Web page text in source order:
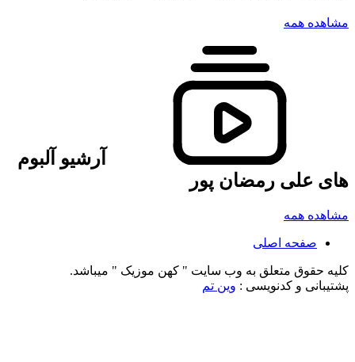
مشاهده همه
آرشیو آلبوم
های علی رمضان پور
مشاهده همه
صفحه اصلی
کلیه حقوق متعلق به وب سایت " کهن موزیک " میباشد.
پشتیبانی و کدنویسی : وین تم